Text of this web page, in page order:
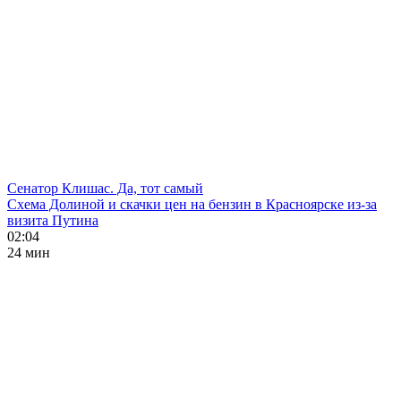
Сенатор Клишас. Да, тот самый
Схема Долиной и скачки цен на бензин в Красноярске из-за
визита Путина
02:04
24 мин